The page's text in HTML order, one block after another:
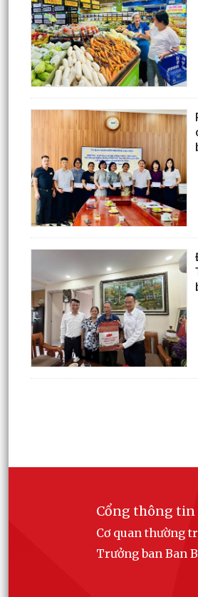
Cổng thông tin
Cơ quan thường
Trưởng ban Ban